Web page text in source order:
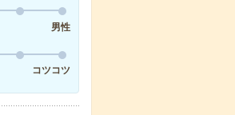
男性
コツコツ